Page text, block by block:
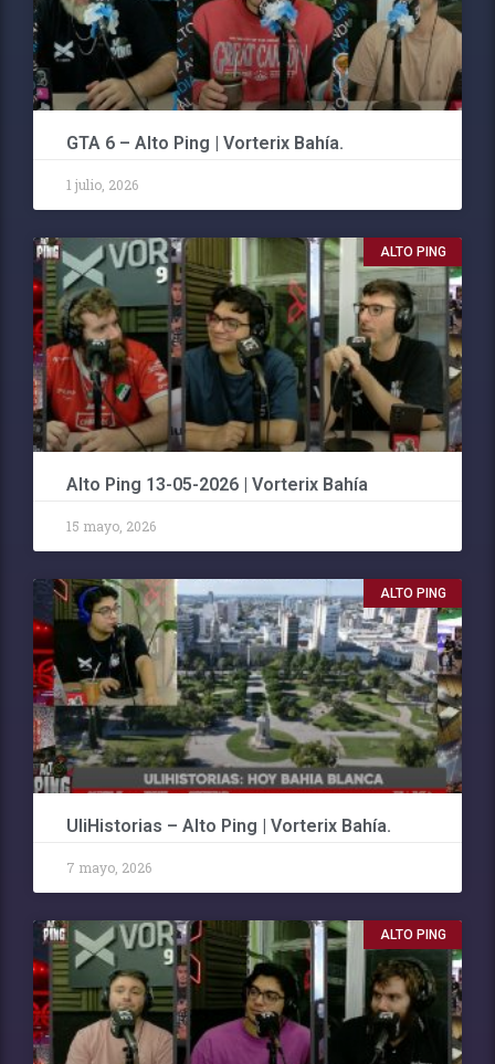
GTA 6 – Alto Ping | Vorterix Bahía.
1 julio, 2026
ALTO PING
Alto Ping 13-05-2026 | Vorterix Bahía
15 mayo, 2026
ALTO PING
UliHistorias – Alto Ping | Vorterix Bahía.
7 mayo, 2026
ALTO PING